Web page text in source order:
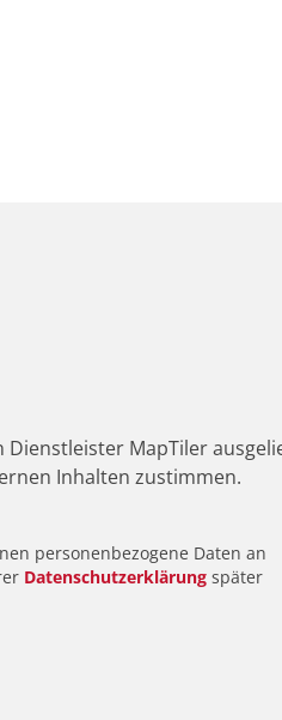
Dienstleister MapTiler
Inhalten zustimmen.
personenbezogene Daten an
Datenschutzerklärung später